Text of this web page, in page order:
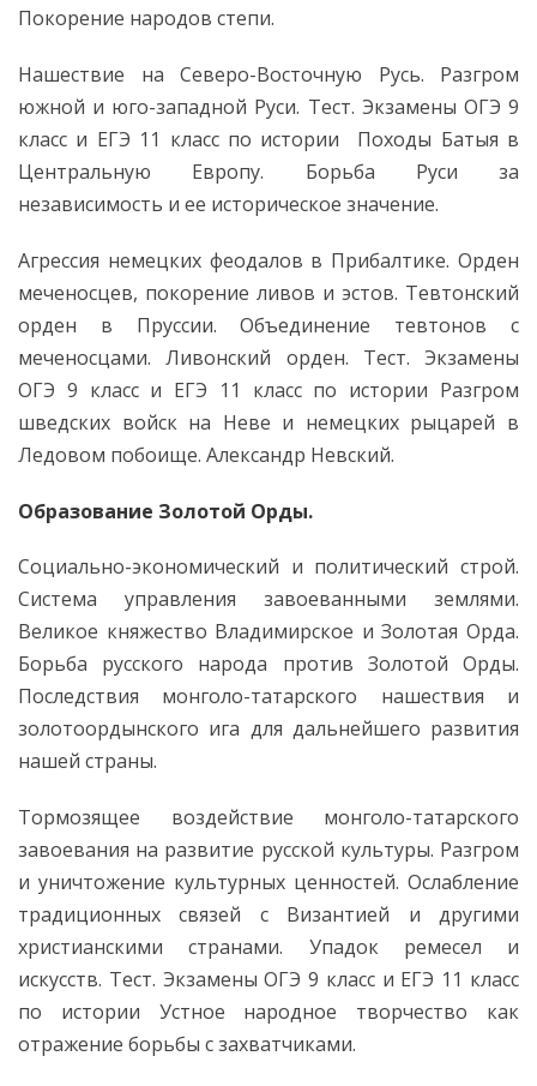
Покорение народов степи.
Нашествие на Северо-Восточную Русь. Разгром
южной и юго-западной Руси. Тест. Экзамены ОГЭ 9
класс и ЕГЭ 11 класс по истории Походы Батыя в
Центральную Европу. Борьба Руси за
независимость и ее историческое значение.
Агрессия немецких феодалов в Прибалтике. Орден
меченосцев, покорение ливов и эстов. Тевтонский
орден в Пруссии. Объединение тевтонов с
меченосцами. Ливонский орден. Тест. Экзамены
ОГЭ 9 класс и ЕГЭ 11 класс по истории Разгром
шведских войск на Неве и немецких рыцарей в
Ледовом побоище. Александр Невский.
Образование Золотой Орды.
Социально-экономический и политический строй.
Система управления завоеванными землями.
Великое княжество Владимирское и Золотая Орда.
Борьба русского народа против Золотой Орды.
Последствия монголо-татарского нашествия и
золотоордынского ига для дальнейшего развития
нашей страны.
Тормозящее воздействие монголо-татарского
завоевания на развитие русской культуры. Разгром
и уничтожение культурных ценностей. Ослабление
традиционных связей с Византией и другими
христианскими странами. Упадок ремесел и
искусств. Тест. Экзамены ОГЭ 9 класс и ЕГЭ 11 класс
по истории Устное народное творчество как
отражение борьбы с захватчиками.